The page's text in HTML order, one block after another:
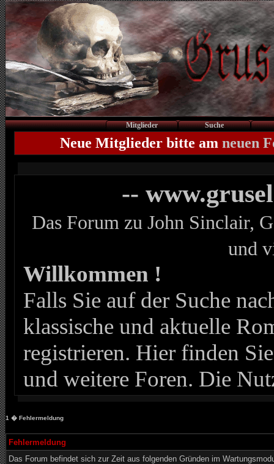
Mitglieder Suche
Neue Mitglieder bitte am neuen
--
Das Forum zu John Sinclair,
und
Willkommen !
Falls Sie auf der Suche
klassische und aktuelle
registrieren. Hier finden
und weitere Foren. Die
1 � Fehlermeldung
Fehlermeldung
Das Forum befindet sich zur Zeit aus folgenden Gründen im